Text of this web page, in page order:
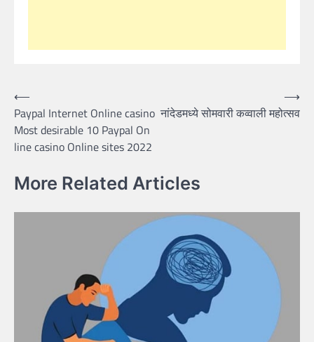
Post
navigation
⟵
Paypal Internet Online casino
Most desirable 10 Paypal On
line casino Online sites 2022
नांदेडमध्ये सोमवारी कव्वाली महोत्सव
⟶
More Related Articles